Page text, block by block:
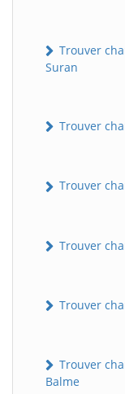
Trouver
Suran
Trouver
Trouver
Trouver
Trouver
Trouver
Balme